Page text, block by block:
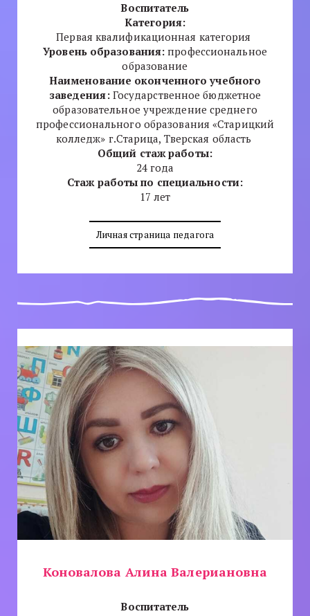
Воспитатель
Категория:
Первая квалификационная категория
Уровень образования: профессиональное
образование
Наименование оконченного учебного
заведения:Государственное бюджетное
образовательное учреждение среднего
профессионального образования «Старицкий
колледж» г.Старица, Тверская область
Общий стаж работы:
24 года
Стаж работы по специальности:
17 лет
Личная страница педагога
Коновалова Алина Валериановна
Воспитатель